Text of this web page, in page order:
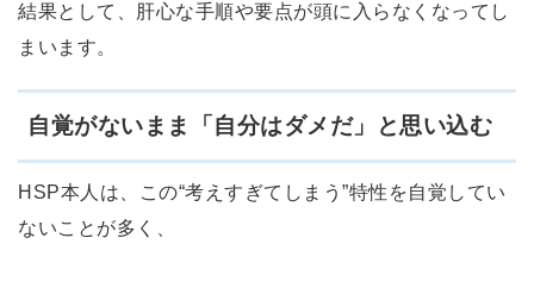
結果として、肝心な手順や要点が頭に入らなくなってし
まいます。
自覚がないまま「自分はダメだ」と思い込む
HSP本人は、この“考えすぎてしまう”特性を自覚してい
ないことが多く、